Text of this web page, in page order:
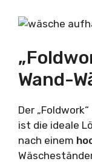
Wand-
Der
ist die ideale
nach einem